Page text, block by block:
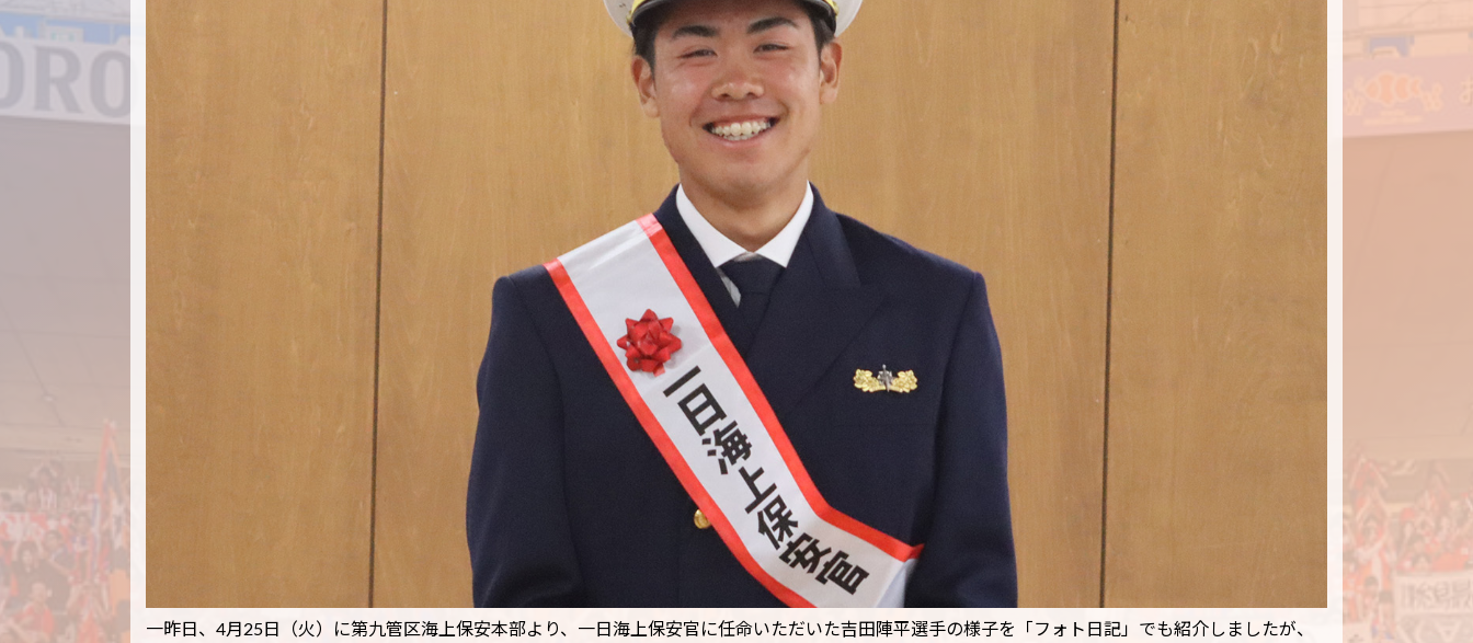
一昨日、4月25日（火）に第九管区海上保安本部より、一日海上保安官に任命いただいた吉田陣平選手の様子を「フォト日記」でも紹介しましたが、